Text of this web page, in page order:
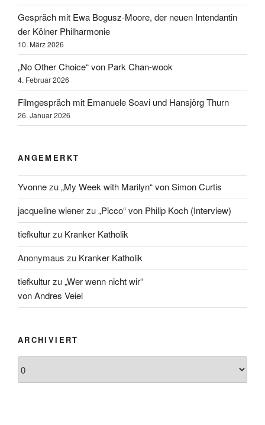
Gespräch mit Ewa Bogusz-Moore, der neuen Intendantin
der Kölner Philharmonie
10. März 2026
„No Other Choice“ von Park Chan-wook
4. Februar 2026
Filmgespräch mit Emanuele Soavi und Hansjörg Thurn
26. Januar 2026
ANGEMERKT
Yvonnezu„My Week with Marilyn“ von Simon Curtis
jacqueline wienerzu„Picco“ von Philip Koch (Interview)
tiefkulturzu Kranker Katholik
Anonymaus zu Kranker Katholik
tiefkulturzu„Wer wenn nicht wir“
von Andres Veiel
ARCHIVIERT